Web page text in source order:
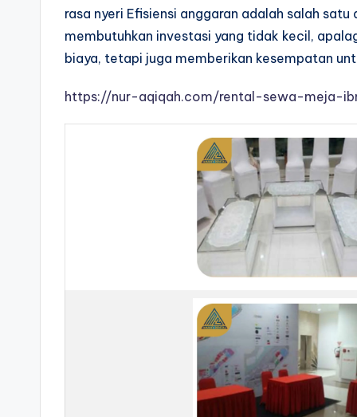
rasa nyeri Efisiensi anggaran adalah salah
membutuhkan investasi yang tidak kecil,
biaya, tetapi juga memberikan kesempatan
https://nur-aqiqah.com/rental-sewa-meja-